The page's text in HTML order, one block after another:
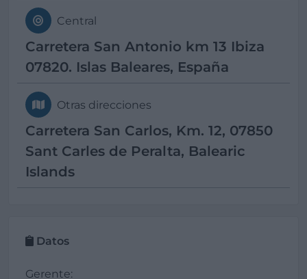
Central
Carretera San Antonio km 13 Ibiza
07820. Islas Baleares, España
Otras direcciones
Carretera San Carlos, Km. 12, 07850
Sant Carles de Peralta, Balearic
Islands
Datos
Gerente: